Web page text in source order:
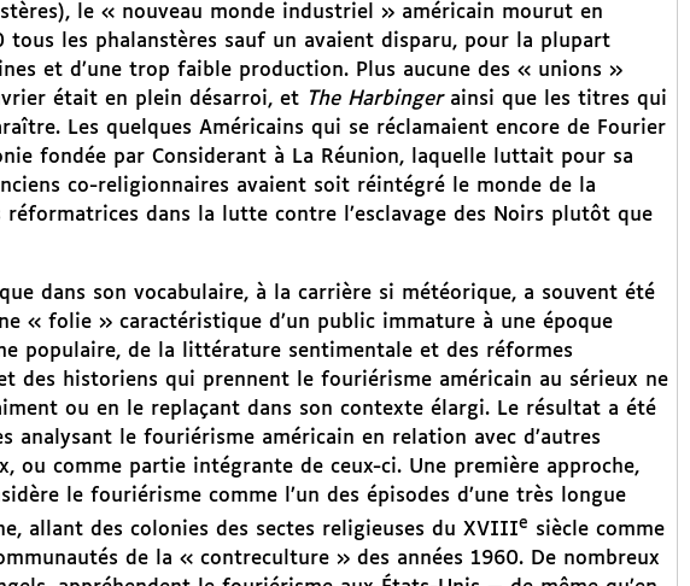
le « nouveau monde industriel » américain mourut en
tous les phalanstères sauf un avaient disparu, pour la plupart
et d’une trop faible production. Plus aucune des « unions »
était en plein désarroi, et The Harbingerainsi que les titres qui
Les quelques Américains qui se réclamaient encore de Fourier
fondée par Considerant à La Réunion, laquelle luttait pour sa
co-religionnaires avaient soit réintégré le monde de la
dans la lutte contre l’esclavage des Noirs plutôt que
dans son vocabulaire, à la carrière si météorique, a souvent été
« folie » caractéristique d’un public immature à une époque
populaire, de la littérature sentimentale et des réformes
des historiens qui prennent le fouriérisme américain au sérieux ne
ou en le replaçant dans son contexte élargi. Le résultat a été
analysant le fouriérisme américain en relation avec d’autres
ou comme partie intégrante de ceux-ci. Une première approche,
le fouriérisme comme l’un des épisodes d’une très longue
allant des colonies des sectes religieuses du XVIIIe siècle comme
de la « contreculture » des années 1960. De nombreux